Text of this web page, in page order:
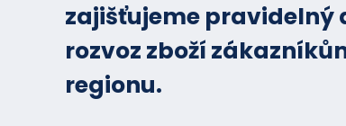
zajišťujeme pravidelný
rozvoz zboží
regionu.